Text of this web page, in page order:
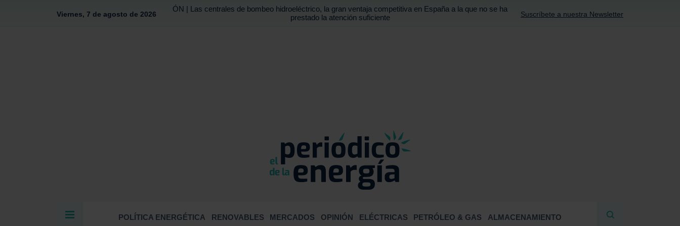
Viernes, 7 de agosto de 2026
ÓN | Las centrales de bombeo hidroeléctrico, la gran ventaja competitiva en España a la que no se ha
prestado la atención suficiente
Suscríbete a nuestra Newsletter
POLÍTICA ENERGÉTICA RENOVABLES MERCADOS OPINIÓN ELÉCTRICAS PETRÓLEO & GAS ALMACENAMIENTO
BUSCAR